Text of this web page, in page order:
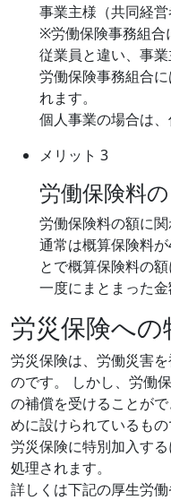
事業主様（共同経
※労働保険事務組合
従業員と違い、事
労働保険事務組合
れます。
個人事業の場合は
メリット 3
労働保険料
労働保険料の額に
通常は概算保険料
とで概算保険料の
一度にまとまった
労災保険へ
労災保険は、労働災害
のです。 しかし、労働
の補償を受けることが
めに設けられているも
労災保険に特別加入す
処理されます。
詳しくは下記の厚生労